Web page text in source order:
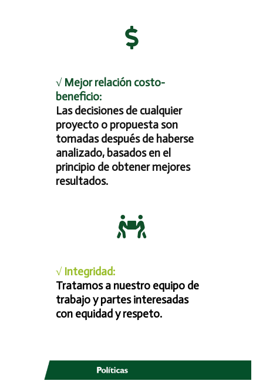
√ Mejor relación costo-
beneficio:
Las decisiones de cualquier
proyecto o propuesta son
tomadas después de haberse
analizado, basados en el
principio de obtener mejores
resultados.
√ Integridad:
Tratamos a nuestro equipo de
trabajo y partes interesadas
con equidad y respeto.